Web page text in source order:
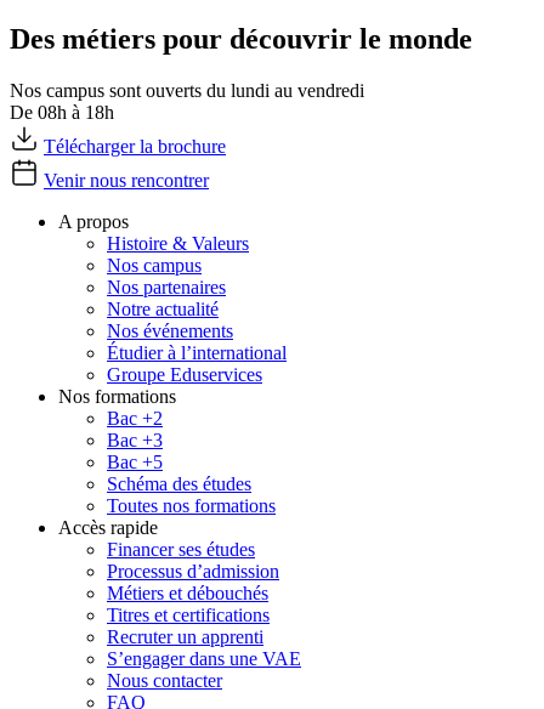
Des métiers pour découvrir le monde
Nos campus sont ouverts du lundi au vendredi
De 08h à 18h
Télécharger la brochure
Venir nous rencontrer
A propos
Histoire & Valeurs
Nos campus
Nos partenaires
Notre actualité
Nos événements
Étudier à l’international
Groupe Eduservices
Nos formations
Bac +2
Bac +3
Bac +5
Schéma des études
Toutes nos formations
Accès rapide
Financer ses études
Processus d’admission
Métiers et débouchés
Titres et certifications
Recruter un apprenti
S’engager dans une VAE
Nous contacter
FAQ